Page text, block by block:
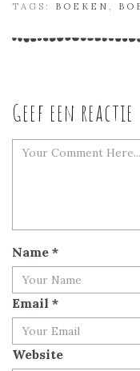
TAGS: BOEKEN ,
Geef een reactie
Name *
Email *
Website